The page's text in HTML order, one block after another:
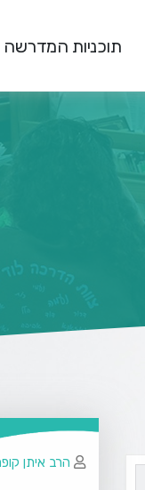
תוכניות המדרשה
הרב איתן